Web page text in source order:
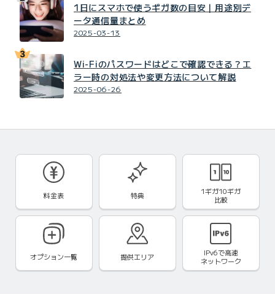
1日にスマホで使うギガ数の目安｜用途別デ
ータ通信量まとめ
2025-03-13
Wi-Fiのパスワードはどこで確認できる？エ
ラー時の対処法や変更方法について解説
2025-06-26
料金表 特典
1ギガ10ギガ
比較
オプション一覧 提供エリア IPv6で高速
ネットワーク